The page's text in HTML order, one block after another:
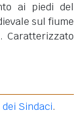
ai piedi del
sul fiume
Caratterizzato
Sindaci.